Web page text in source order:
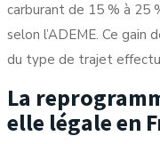
carburant de 15 % à 25
selon l’ADEME. Ce
du type de trajet
La
elle légale en